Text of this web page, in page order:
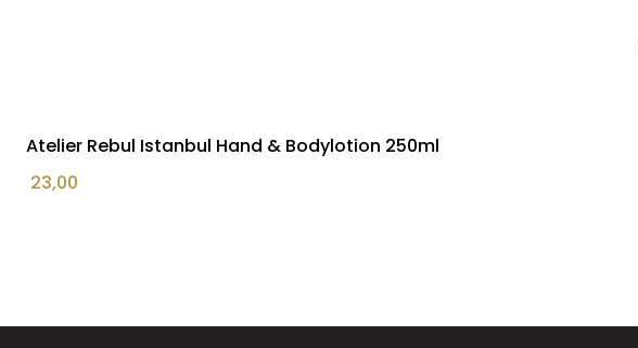
Atelier Rebul Istanbul Hand & Bodylotion 250ml
23,00